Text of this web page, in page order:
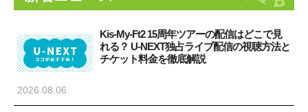
Kis-My-Ft2 15周年ツアーの配信はどこで見
れる？ U-NEXT独占ライブ配信の視聴方法と
チケット料金を徹底解説
2026.08.06